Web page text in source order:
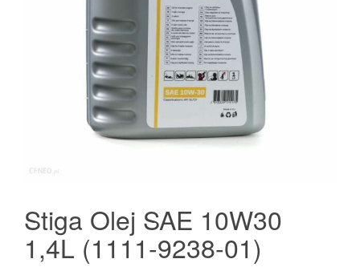
Stiga Olej SAE 10W30
1,4L (1111-9238-01)